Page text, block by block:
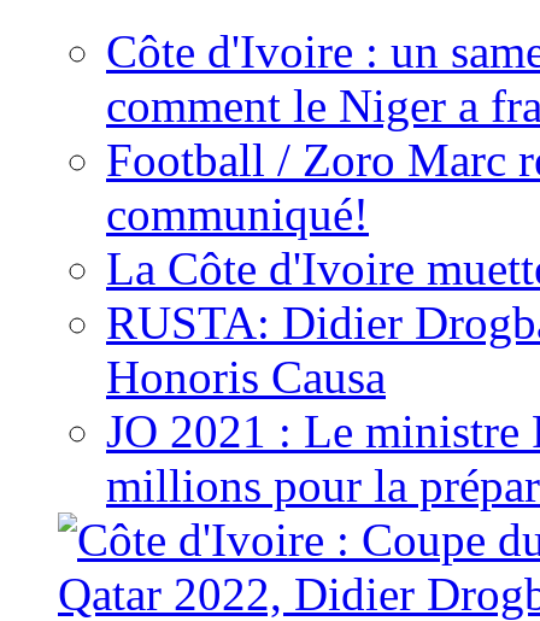
Côte d'Ivoire : un
comment le Niger a
Football / Zoro Marc
communiqué!
La Côte d'Ivoire
RUSTA: Didier
Honoris Causa
JO 2021 : Le ministre
millions pour la